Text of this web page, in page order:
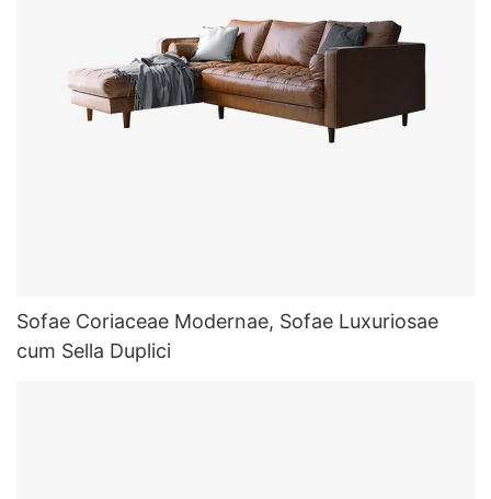
Sofae Coriaceae Modernae, Sofae Luxuriosae
cum Sella Duplici